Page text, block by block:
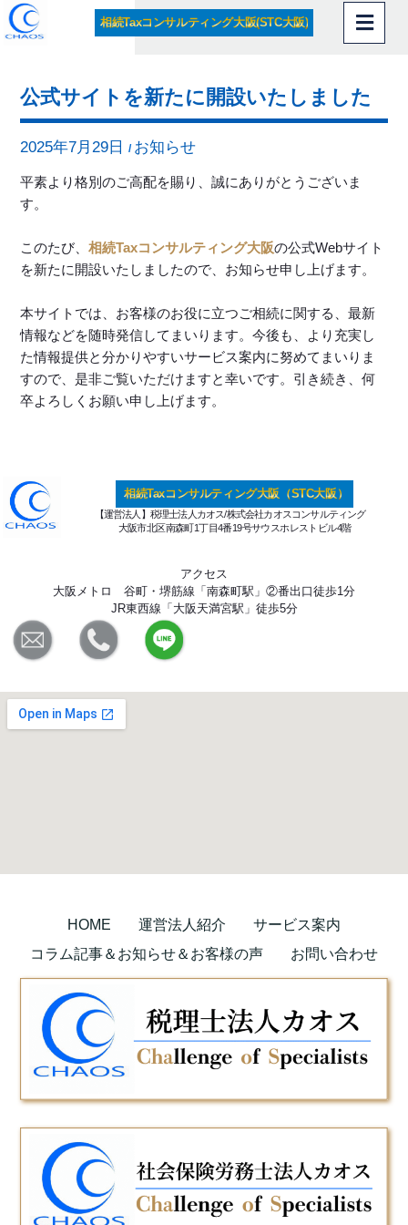
内
容
相続Taxコンサルティング大阪(STC大阪)
公式サイトを新たに開設いたしました
2025年7月29日/ お知らせ
平素より格別のご高配を賜り、誠にありがとうございま
す。
このたび、相続Taxコンサルティング大阪の公式Webサイト
を新たに開設いたしましたので、お知らせ申し上げます。
本サイトでは、お客様のお役に立つご相続に関する、最新
情報などを随時発信してまいります。今後も、より充実し
た情報提供と分かりやすいサービス案内に努めてまいりま
すので、是非ご覧いただけますと幸いです。引き続き、何
卒よろしくお願い申し上げます。
相続Taxコンサルティング大阪（STC大阪）
【運営法人】税理士法人カオス/株式会社カオスコンサルティング
大阪市北区南森町1丁目4番19号サウスホレストビル4階
アクセス
大阪メトロ 谷町・堺筋線「南森町駅」②番出口徒歩1分
JR東西線「大阪天満宮駅」徒歩5分
HOME 運営法人紹介
サービス案内
コラム記事＆お知らせ＆お客様の声
お問い合わせ